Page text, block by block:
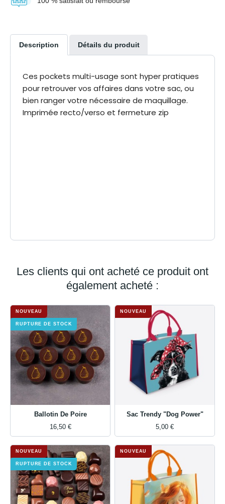
Description Détails du produit
Ces pockets multi-usage sont hyper pratiques
pour retrouver vos affaires dans votre sac, ou
bien ranger votre nécessaire de maquillage.
Imprimée recto/verso et fermeture zip
Les clients qui ont acheté ce produit ont
également acheté :
Ballotin De Poire
16,50 €
NOUVEAU
RUPTURE DE STOCK
Sac Trendy "Dog Power"
5,00 €
NOUVEAU
NOUVEAU
RUPTURE DE STOCK
NOUVEAU